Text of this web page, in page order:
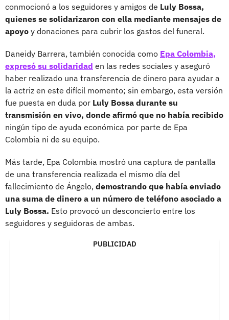
conmocionó a los seguidores y amigos de Luly Bossa,
quienes se solidarizaron con ella mediante mensajes de
apoyo y donaciones para cubrir los gastos del funeral.
Daneidy Barrera, también conocida como Epa Colombia,
expresó su solidaridad en las redes sociales y aseguró
haber realizado una transferencia de dinero para ayudar a
la actriz en este difícil momento; sin embargo, esta versión
fue puesta en duda por Luly Bossa durante su
transmisión en vivo, donde afirmó que no había recibido
ningún tipo de ayuda económica por parte de Epa
Colombia ni de su equipo.
Más tarde, Epa Colombia mostró una captura de pantalla
de una transferencia realizada el mismo día del
fallecimiento de Ángelo, demostrando que había enviado
una suma de dinero a un número de teléfono asociado a
Luly Bossa. Esto provocó un desconcierto entre los
seguidores y seguidoras de ambas.
PUBLICIDAD